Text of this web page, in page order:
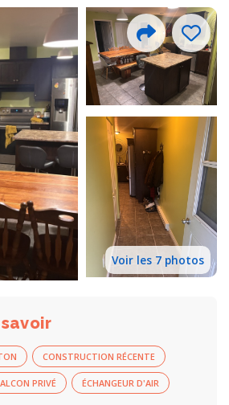
Voir les 7 photos
CONSTRUCTION RÉCENTE
PRIVÉ ÉCHANGEUR D'AIR